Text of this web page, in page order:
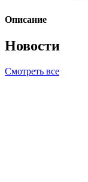
Описание
Новости
Смотреть все